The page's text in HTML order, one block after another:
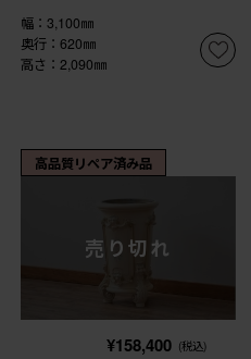
幅：3,100㎜
奥行：620㎜
高さ：2,090㎜
高品質リペア済み品
売り切れ
¥158,400 (税込)